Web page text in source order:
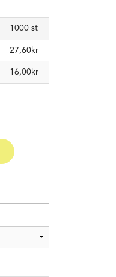
1000 st
27,60kr
16,00kr